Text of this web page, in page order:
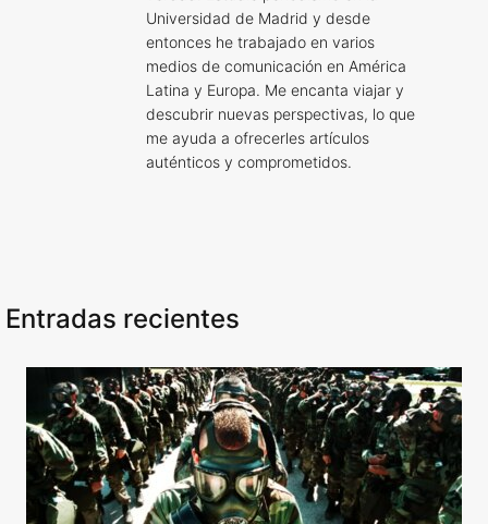
Universidad de Madrid y desde
entonces he trabajado en varios
medios de comunicación en América
Latina y Europa. Me encanta viajar y
descubrir nuevas perspectivas, lo que
me ayuda a ofrecerles artículos
auténticos y comprometidos.
Entradas recientes